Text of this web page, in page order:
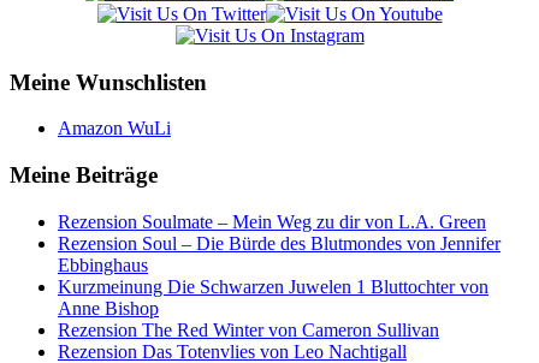
Meine Wunschlisten
Amazon WuLi
Meine Beiträge
Rezension Soulmate – Mein Weg zu dir von L.A. Green
Rezension Soul – Die Bürde des Blutmondes von Jennifer
Ebbinghaus
Kurzmeinung Die Schwarzen Juwelen 1 Bluttochter von
Anne Bishop
Rezension The Red Winter von Cameron Sullivan
Rezension Das Totenvlies von Leo Nachtigall